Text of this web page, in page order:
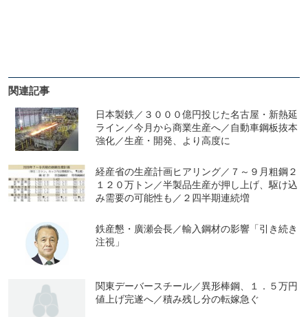
関連記事
日本製鉄／３０００億円投じた名古屋・新熱延
ライン／今月から商業生産へ／自動車鋼板抜本
強化／生産・開発、より高度に
経産省の生産計画ヒアリング／７～９月粗鋼２
１２０万トン／半製品生産が押し上げ、駆け込
み需要の可能性も／２四半期連続増
鉄産懇・廣瀬会長／輸入鋼材の影響「引き続き
注視」
関東デーバースチール／異形棒鋼、１．５万円
値上げ完遂へ／積み残し分の転嫁急ぐ